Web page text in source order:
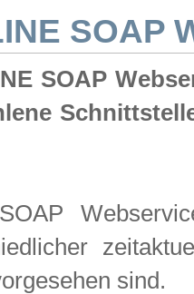
SOAP
SOAP
sind.